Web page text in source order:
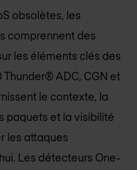
obsolètes, les
comprennent des
les éléments clés des
ADC, CGN et
le contexte, la
paquets et la visibilité
les attaques
Les détecteurs One-